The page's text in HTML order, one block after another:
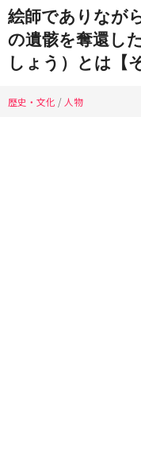
絵師でありなが
の遺骸を奪還し
しょう）とは【
歴史・文化 / 人物